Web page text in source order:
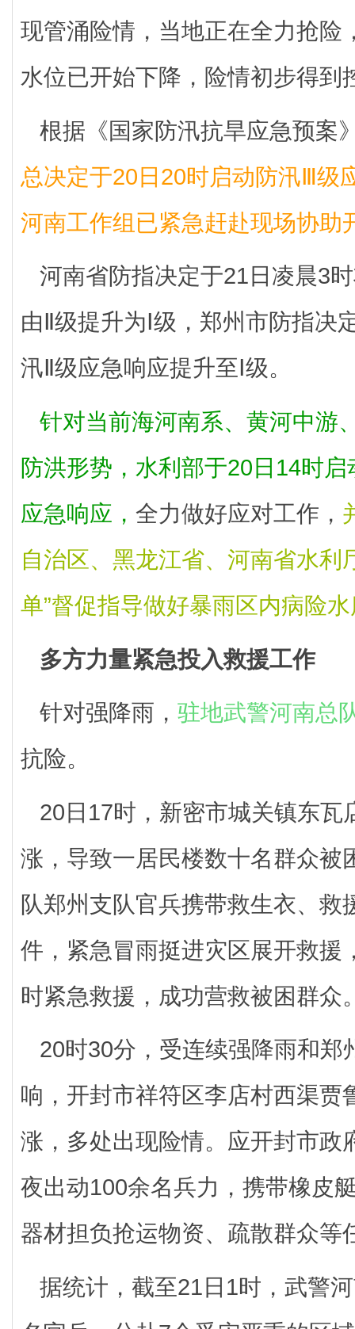
现管涌险情，当地正在全力抢险
水位已开始下降，险情初步得到
根据《国家防汛抗旱应急预案
总决定于20日20时启动防汛Ⅲ级
河南工作组已紧急赶赴现场协助
河南省防指决定于21日凌晨3
由Ⅱ级提升为Ⅰ级，郑州市防指决
汛Ⅱ级应急响应提升至Ⅰ级。
针对当前海河南系、黄河中游
防洪形势，水利部于20日14时
应急响应， 全力做好应对工作，
自治区、黑龙江省、河南省水利
单”督促指导做好暴雨区内病险
多方力量紧急投入救援工作
针对强降雨， 驻地武警河南总
抗险。
20日17时，新密市城关镇东瓦
涨，导致一居民楼数十名群众被
队郑州支队官兵携带救生衣、救
件，紧急冒雨挺进灾区展开救援
时紧急救援，成功营救被困群众
20时30分，受连续强降雨和郑
响，开封市祥符区李店村西渠贾
涨，多处出现险情。应开封市政
夜出动100余名兵力，携带橡皮
器材担负抢运物资、疏散群众等
据统计，截至21日1时，武警